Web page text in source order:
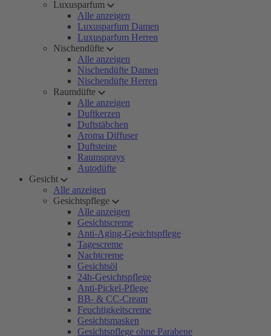
Luxusparfum
Alle anzeigen
Luxusparfum Damen
Luxusparfum Herren
Nischendüfte
Alle anzeigen
Nischendüfte Damen
Nischendüfte Herren
Raumdüfte
Alle anzeigen
Duftkerzen
Duftstäbchen
Aroma Diffuser
Duftsteine
Raumsprays
Autodüfte
Gesicht
Alle anzeigen
Gesichtspflege
Alle anzeigen
Gesichtscreme
Anti-Aging-Gesichtspflege
Tagescreme
Nachtcreme
Gesichtsöl
24h-Gesichtspflege
Anti-Pickel-Pflege
BB- & CC-Cream
Feuchtigkeitscreme
Gesichtsmasken
Gesichtspflege ohne Parabene